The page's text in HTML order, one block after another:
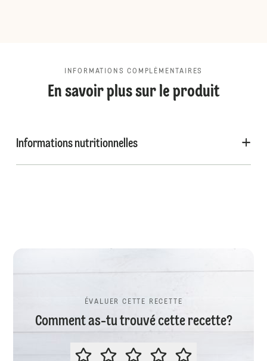
INFORMATIONS COMPLÉMENTAIRES
En savoir plus sur le produit
Informations nutritionnelles
ÉVALUER CETTE RECETTE
Comment as-tu trouvé cette recette?
ÉVALUER CETTE RECETTE